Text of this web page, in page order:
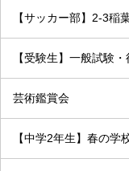
【サッカー部】2-3稲
【受験生】一般試験
芸術鑑賞会
【中学2年生】春の学